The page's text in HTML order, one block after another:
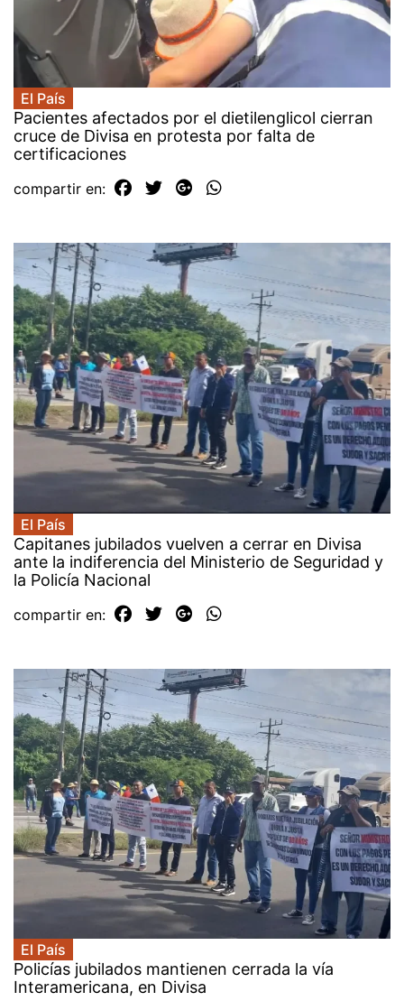
El País
Pacientes afectados por el dietilenglicol cierran
cruce de Divisa en protesta por falta de
certificaciones
compartir en:
El País
Capitanes jubilados vuelven a cerrar en Divisa
ante la indiferencia del Ministerio de Seguridad y
la Policía Nacional
compartir en:
El País
Policías jubilados mantienen cerrada la vía
Interamericana, en Divisa